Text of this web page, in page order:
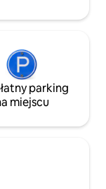
parking
miejscu